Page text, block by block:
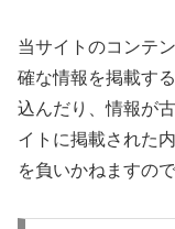
当サイトのコンテ
確な情報を掲載す
込んだり、情報が
イトに掲載された
を負いかねますの